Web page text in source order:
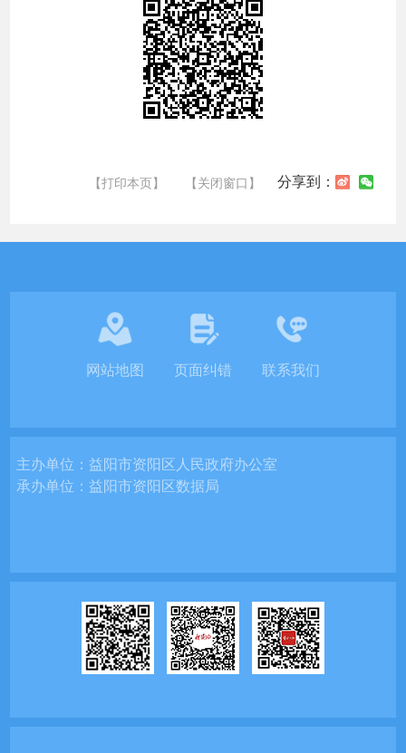
【打印本页】 【关闭窗口】 分享到：
网站地图 页面纠错 联系我们
主办单位：益阳市资阳区人民政府办公室
承办单位：益阳市资阳区数据局